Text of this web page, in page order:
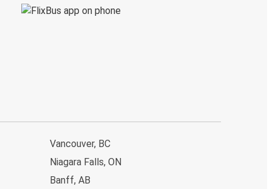
Vancouver, BC
Niagara Falls, ON
Banff, AB